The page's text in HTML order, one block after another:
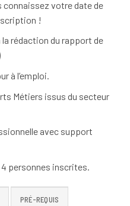
connaissez votre date de
!
rédaction du rapport de
à l’emploi.
Métiers issus du secteur
avec support
personnes inscrites.
PRÉ-REQUIS